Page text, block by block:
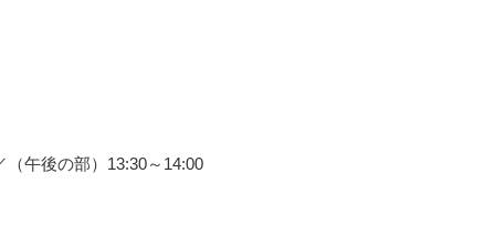
後の部）13:30～14:00